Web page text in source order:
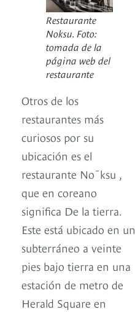
Restaurante
Noksu. Foto:
tomada de la
página web del
restaurante
Otros de los
restaurantes más
curiosos por su
ubicación es el
restaurante Nōksu ,
que en coreano
significa De la tierra.
Este está ubicado en un
subterráneo a veinte
pies bajo tierra en una
estación de metro de
Herald Square en